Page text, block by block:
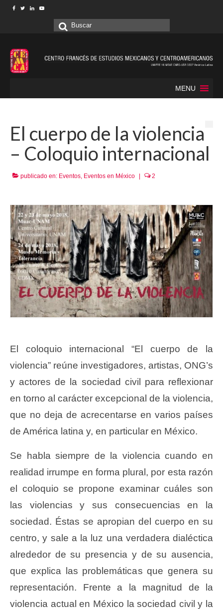
Buscar
MENU
El cuerpo de la violencia
– Coloquio internacional
publicado en: Eventos, Eventos en México 2
El coloquio internacional “El cuerpo de la
violencia” reúne investigadores, artistas, ONG’s
y actores de la sociedad civil para reflexionar
en torno al carácter excepcional de la violencia,
que no deja de acrecentarse en varios países
de América latina y, en particular en México.
Se habla siempre de la violencia cuando en
realidad irrumpe en forma plural, por esta razón
el coloquio se propone examinar cuáles son
las violencias y sus consecuencias en la
sociedad. Éstas se apropian del cuerpo en su
centro, y sale a la luz una verdadera dialéctica
alrededor de su presencia y de su ausencia,
que explica las problemáticas que genera su
representación. Frente a la magnitud de la
violencia actual en México la sociedad civil y la